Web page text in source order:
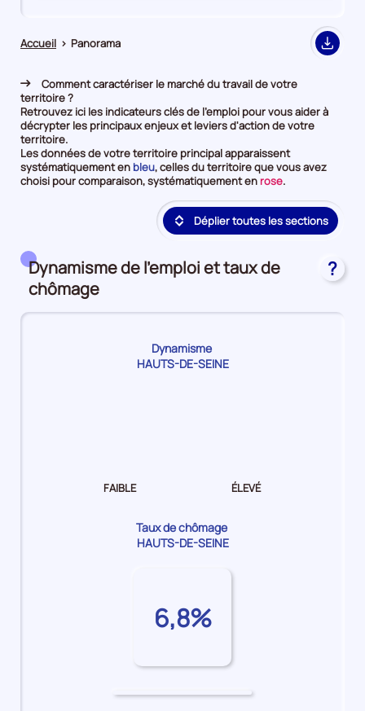
Accueil > Panorama Export
Comment caractériser le marché du travail de votre
territoire ?
Retrouvez ici les indicateurs clés de l'emploi pour vous aider à
décrypter les principaux enjeux et leviers d'action de votre
territoire.
Les données de votre territoire principal apparaissent
systématiquement en bleuet
en
position
par
catégorie
donnée
, celles du territoire que vous avez
choisi pour comparaison, systématiquement en roseet
deuxième
position
par
.
Déplier toutes les sections
Dynamisme de l'emploi et taux de
chômage
?
Dynamisme
HAUTS-DE-SEINE
FAIBLE ÉLEVÉ
Taux de chômage
HAUTS-DE-SEINE
6,8%